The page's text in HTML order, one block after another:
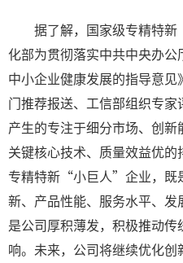
据了解，国家级专精特新
化部为贯彻落实中共中央办
中小企业健康发展的指导意
门推荐报送、工信部组织专
产生的专注于细分市场、创
关键核心技术、质量效益优
专精特新“小巨人”企业，既
新、产品性能、服务水平、
是公司厚积薄发，积极推动
响。未来，公司将继续优化创